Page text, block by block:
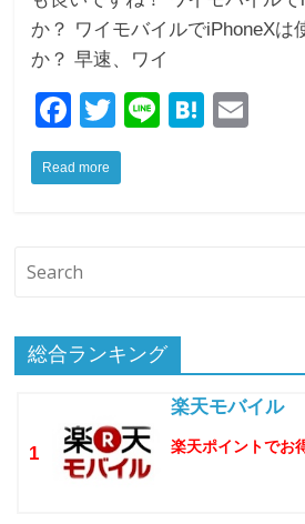
か？ ワイモバイルでiPhoneXは
か？ 早速、ワイ
F
a
c
o
k
T
wi
tt
Li
H
Read more
総合ランキング
1
楽天モバイル
楽天ポイントでお